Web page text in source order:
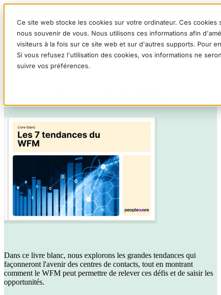
Ce site web stocke les cookies sur votre ordinateur. Ces
nous souvenir de vous. Nous utilisons ces informations afin
visiteurs à la fois sur ce site web et sur d'autres supports. Pour
Si vous refusez l'utilisation des cookies, vos informations ne
suivre vos préférences.
Dans ce livre blanc, nous explorons les grandes tendances qui
façonneront l'avenir des centres de contacts, tout en montrant
comment le WFM peut permettre de relever ces défis et de saisir les
opportunités.